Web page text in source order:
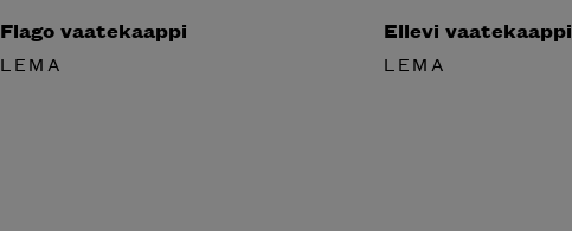
Flago vaatekaappi
LEMA
Ellevi vaatekaappi
LEMA